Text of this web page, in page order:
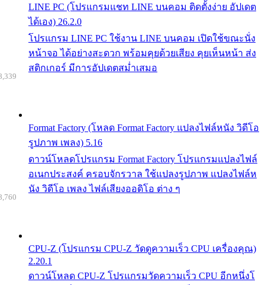
LINE PC (โปรแกรมแชท LINE บนคอม ติดตั้งง่าย อัปเดต
ได้เอง) 26.2.0
โปรแกรม LINE PC ใช้งาน LINE บนคอม เปิดใช้ขณะนั่ง
หน้าจอ ได้อย่างสะดวก พร้อมคุยด้วยเสียง คุยเห็นหน้า ส่ง
สติกเกอร์ มีการอัปเดตสม่ำเสมอ
Format Factory (โหลด Format Factory แปลงไฟล์หนัง วิดีโอ
รูปภาพ เพลง) 5.16
ดาวน์โหลดโปรแกรม Format Factory โปรแกรมแปลงไฟล์
อเนกประสงค์ ครอบจักรวาล ใช้แปลงรูปภาพ แปลงไฟล์ห
นัง วิดีโอ เพลง ไฟล์เสียงออดิโอ ต่าง ๆ
CPU-Z (โปรแกรม CPU-Z วัดดูความเร็ว CPU เครื่องคุณ)
2.20.1
ดาวน์โหลด CPU-Z โปรแกรมวัดความเร็ว CPU อีกหนึ่งโ